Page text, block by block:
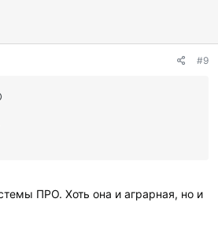
#9
ПРО. Хоть она и аграрная, но и